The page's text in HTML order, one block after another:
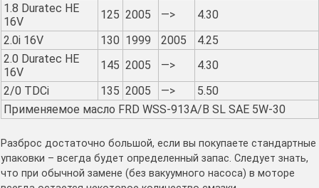
1.8 Duratec HE
16V
125 2005 —>
4.30
2.0i 16V
130 1999 2005
4.25
2.0 Duratec HE
16V
145 2005 —>
4.30
2/0 TDCi
135 2005 —>
5.50
Применяемое масло FRD WSS-913A/B SL SAE 5W-30
Разброс достаточно большой, если вы покупаете стандартные
упаковки – всегда будет определенный запас. Следует знать,
что при обычной замене (без вакуумного насоса) в моторе